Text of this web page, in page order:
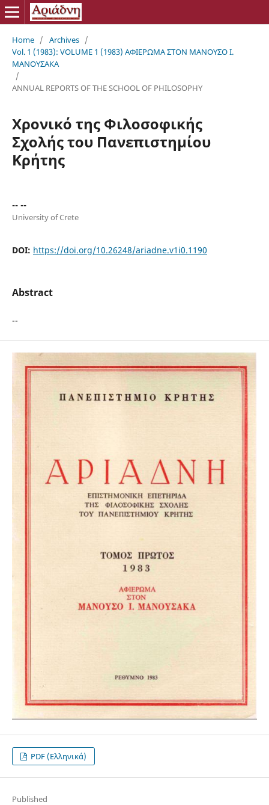
Home / Archives /
Vol. 1 (1983): VOLUME 1 (1983) ΑΦΙΕΡΩΜΑ ΣΤΟΝ ΜΑΝΟΥΣΟ Ι.
ΜΑΝΟΥΣΑΚΑ
/
ANNUAL REPORTS OF THE SCHOOL OF PHILOSOPHY
Χρονικό της Φιλοσοφικής
Σχολής του Πανεπιστημίου
Κρήτης
-- --
University of Crete
DOI: https://doi.org/10.26248/ariadne.v1i0.1190
Abstract
--
PDF (Ελληνικά)
Published